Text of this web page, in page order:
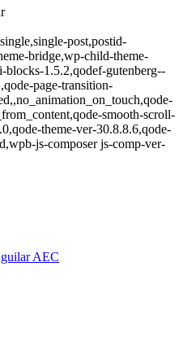
post,postid-
bridge,wp-child-theme-
1.5.2,qodef-gutenberg--
page-transition-
smooth-scroll-
theme-ver-30.8.8.6,qode-
js-composer js-comp-ver-
AEC